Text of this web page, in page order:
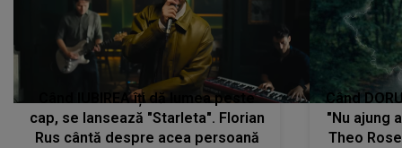
Când IUBIREA îți dă lumea peste
cap, se lansează "Starleta". Florian
Rus cântă despre acea persoană
Când
"Nu ajung
Theo